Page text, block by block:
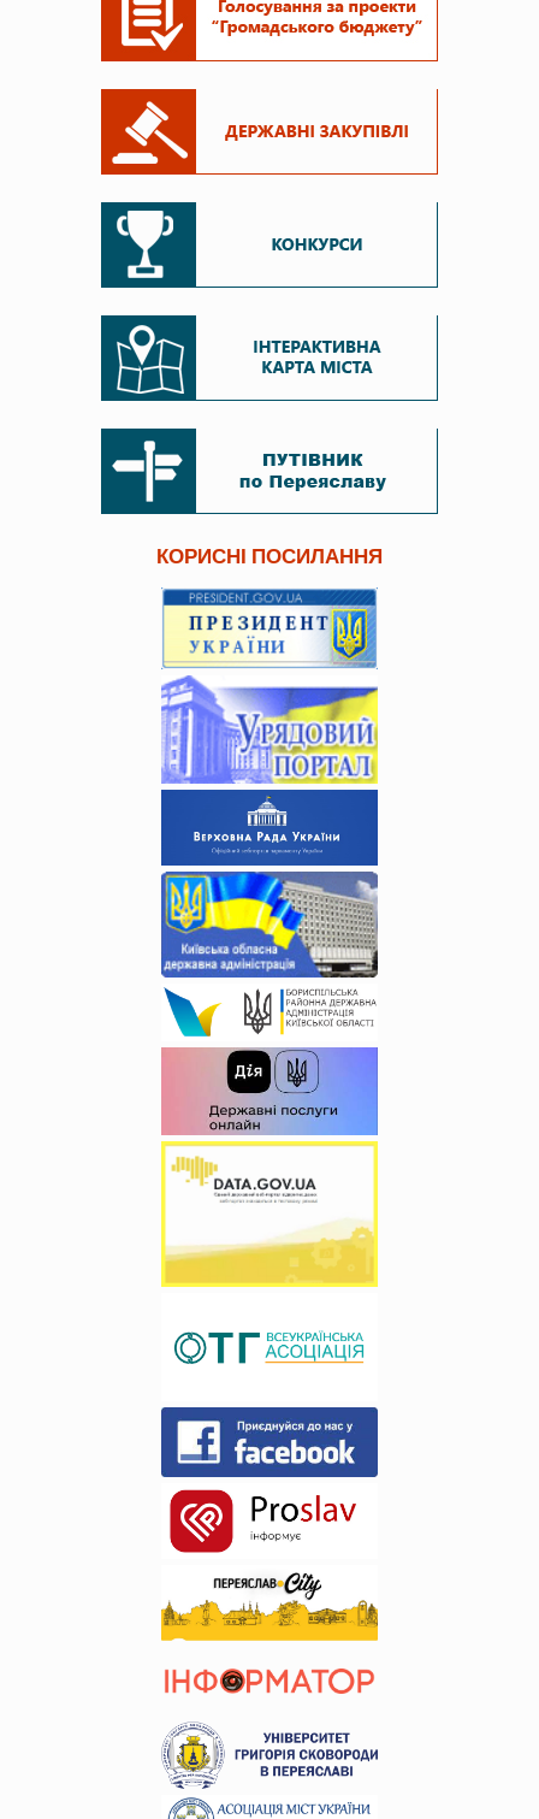
КОРИСНІ ПОСИЛАННЯ